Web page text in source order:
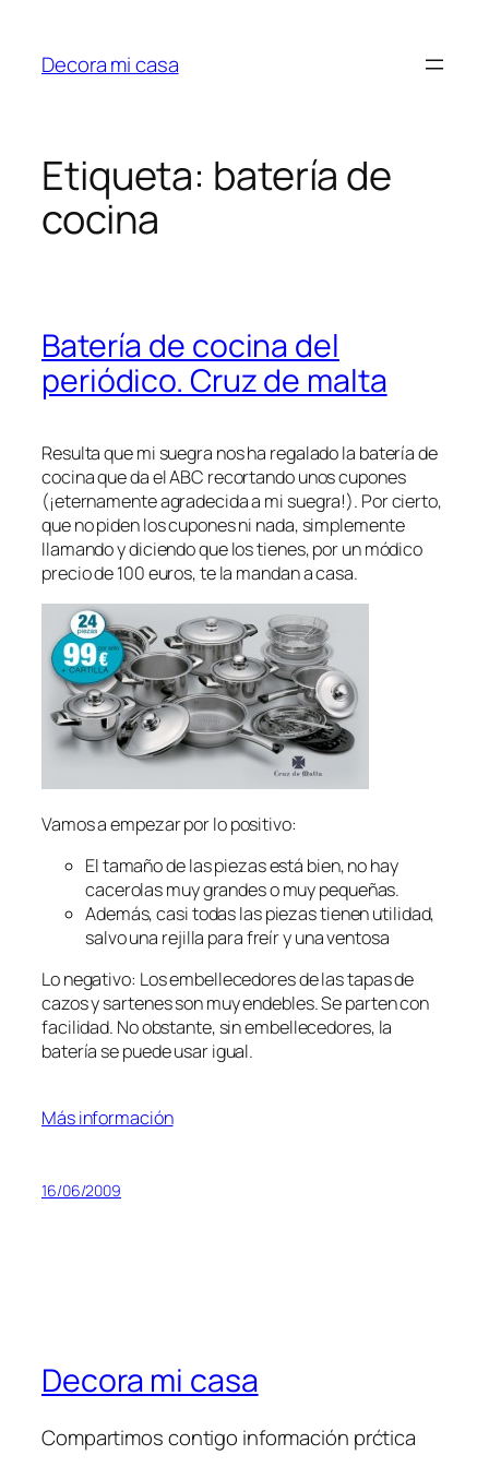
contenido
Decora mi casa
Etiqueta: batería de
cocina
Batería de cocina del
periódico. Cruz de malta
Resulta que mi suegra nos ha regalado la batería de
cocina que da el ABC recortando unos cupones
(¡eternamente agradecida a mi suegra!). Por cierto,
que no piden los cupones ni nada, simplemente
llamando y diciendo que los tienes, por un módico
precio de 100 euros, te la mandan a casa.
Vamos a empezar por lo positivo:
El tamaño de las piezas está bien, no hay
cacerolas muy grandes o muy pequeñas.
Además, casi todas las piezas tienen utilidad,
salvo una rejilla para freír y una ventosa
Lo negativo: Los embellecedores de las tapas de
cazos y sartenes son muy endebles. Se parten con
facilidad. No obstante, sin embellecedores, la
batería se puede usar igual.
Más información
16/06/2009
Decora mi casa
Compartimos contigo información prćtica